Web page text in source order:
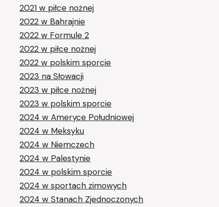
2021 w piłce nożnej
2022 w Bahrajnie
2022 w Formule 2
2022 w piłce nożnej
2022 w polskim sporcie
2023 na Słowacji
2023 w piłce nożnej
2023 w polskim sporcie
2024 w Ameryce Południowej
2024 w Meksyku
2024 w Niemczech
2024 w Palestynie
2024 w polskim sporcie
2024 w sportach zimowych
2024 w Stanach Zjednoczonych